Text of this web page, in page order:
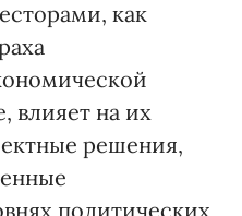
как
влияет на их
решения,
политических